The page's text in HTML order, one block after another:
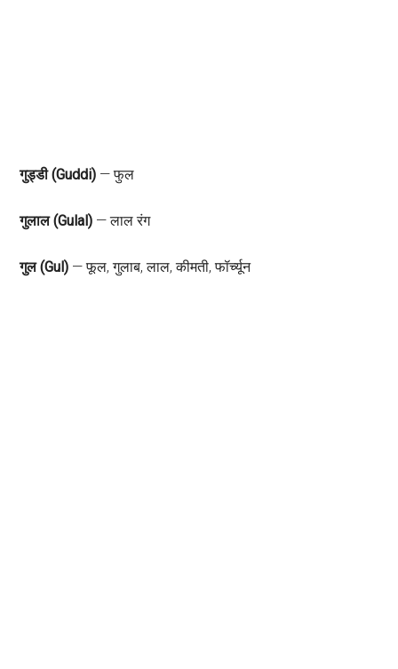
गुड्डी (Guddi) — फुल
गुलाल (Gulal) — लाल रंग
गुल (Gul) — फूल, गुलाब, लाल, कीमती, फॉर्च्यून